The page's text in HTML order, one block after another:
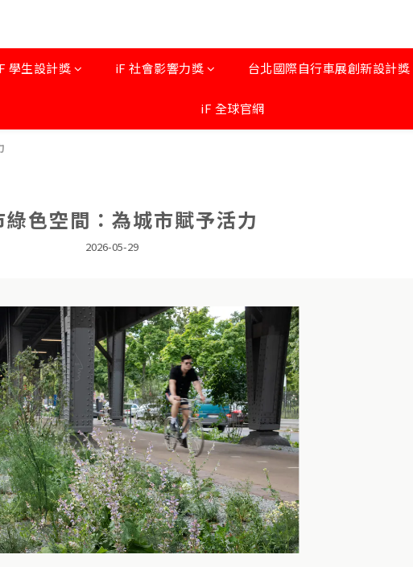
學生設計獎 iF 社會影響力獎 台北國際自行車展創新設計
iF 全球官網
綠色空間：為城市賦予活力
2026-05-29